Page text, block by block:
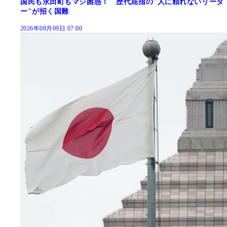
国民も永田町もマジ困惑！ 歴代屈指の"人に頼れないリーダ
ー"が招く国難
2026年08月09日 07:00